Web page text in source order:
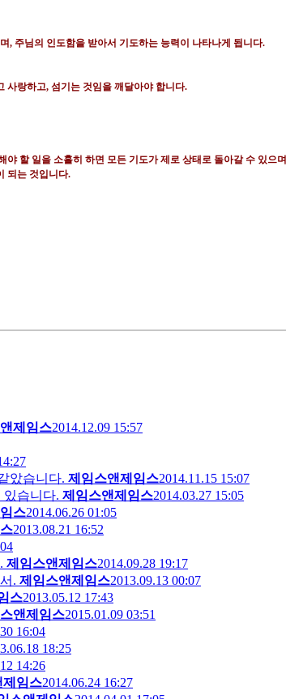
, 주님의 인도함을 받아서 기도하는 능력이 나타나게 됩니다.
사랑하고, 섬기는 것임을 깨달아야 합니다.
야 할 일을 소홀히 하면 모든 기도가 제로 상태로 돌아갈 수 있으며
되는 것입니다.
제임스2014.12.09 15:57
았습니다. 제임스앤제임스2014.11.15 15:07
있습니다. 제임스앤제임스2014.03.27 15:05
스2014.06.26 01:05
2013.08.21 16:52
제임스앤제임스2014.09.28 19:17
. 제임스앤제임스2013.09.13 00:07
스2013.05.12 17:43
앤제임스2015.01.09 03:51
16:04
18:25
14:26
제임스2014.06.24 16:27